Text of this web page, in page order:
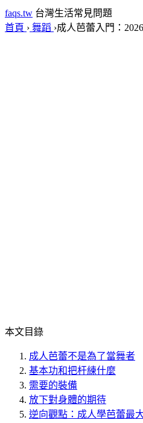
faqs.tw 台灣生活常見問題
首頁 › 舞蹈 ›成人芭蕾入門：
本文目錄
成人芭蕾不是為了當舞者
基本功和把杆練什麼
需要的裝備
放下對身體的期待
逆向觀點：成人學芭蕾最